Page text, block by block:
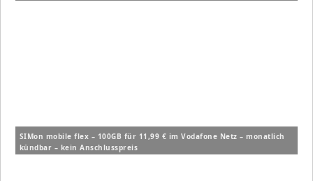
SIMon mobile flex – 100GB für 11,99 € im Vodafone Netz – monatlich
kündbar – kein Anschlusspreis